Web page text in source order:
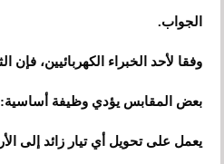
الجواب.
وفقا لأحد الخبراء الكهربائيين،
بعض المقابس يؤدي وظيفة
يعمل على تحويل أي تيار زائد إلى